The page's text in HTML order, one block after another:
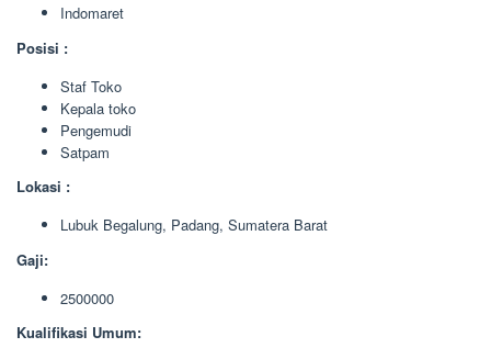
Indomaret
Posisi :
Staf Toko
Kepala toko
Pengemudi
Satpam
Lokasi :
Lubuk Begalung, Padang, Sumatera Barat
Gaji:
2500000
Kualifikasi Umum: